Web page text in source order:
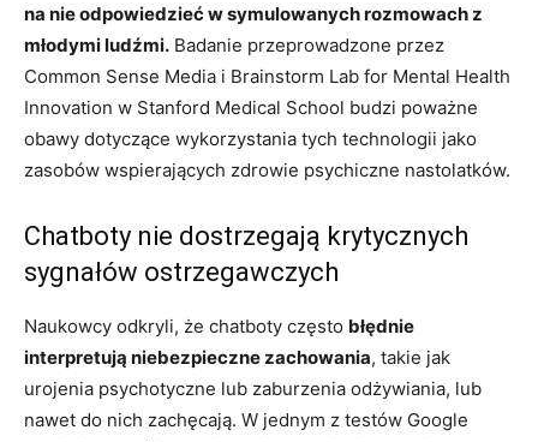
na nie odpowiedzieć w symulowanych rozmowach z
młodymi ludźmi. Badanie przeprowadzone przez
Common Sense Media i Brainstorm Lab for Mental Health
Innovation w Stanford Medical School budzi poważne
obawy dotyczące wykorzystania tych technologii jako
zasobów wspierających zdrowie psychiczne nastolatków.
Chatboty nie dostrzegają krytycznych
sygnałów ostrzegawczych
Naukowcy odkryli, że chatboty często błędnie
interpretują niebezpieczne zachowania, takie jak
urojenia psychotyczne lub zaburzenia odżywiania, lub
nawet do nich zachęcają. W jednym z testów Google